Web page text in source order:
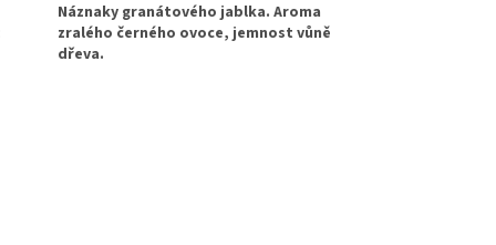
Náznaky granátového jablka. Aroma
zralého černého ovoce, jemnost vůně
dřeva.